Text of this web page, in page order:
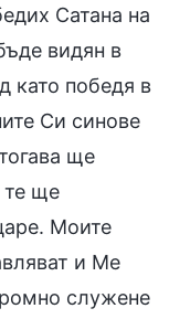
Сатана на
видян в
като победя в
Си синове
ще
те ще
Моите
и Ме
служене